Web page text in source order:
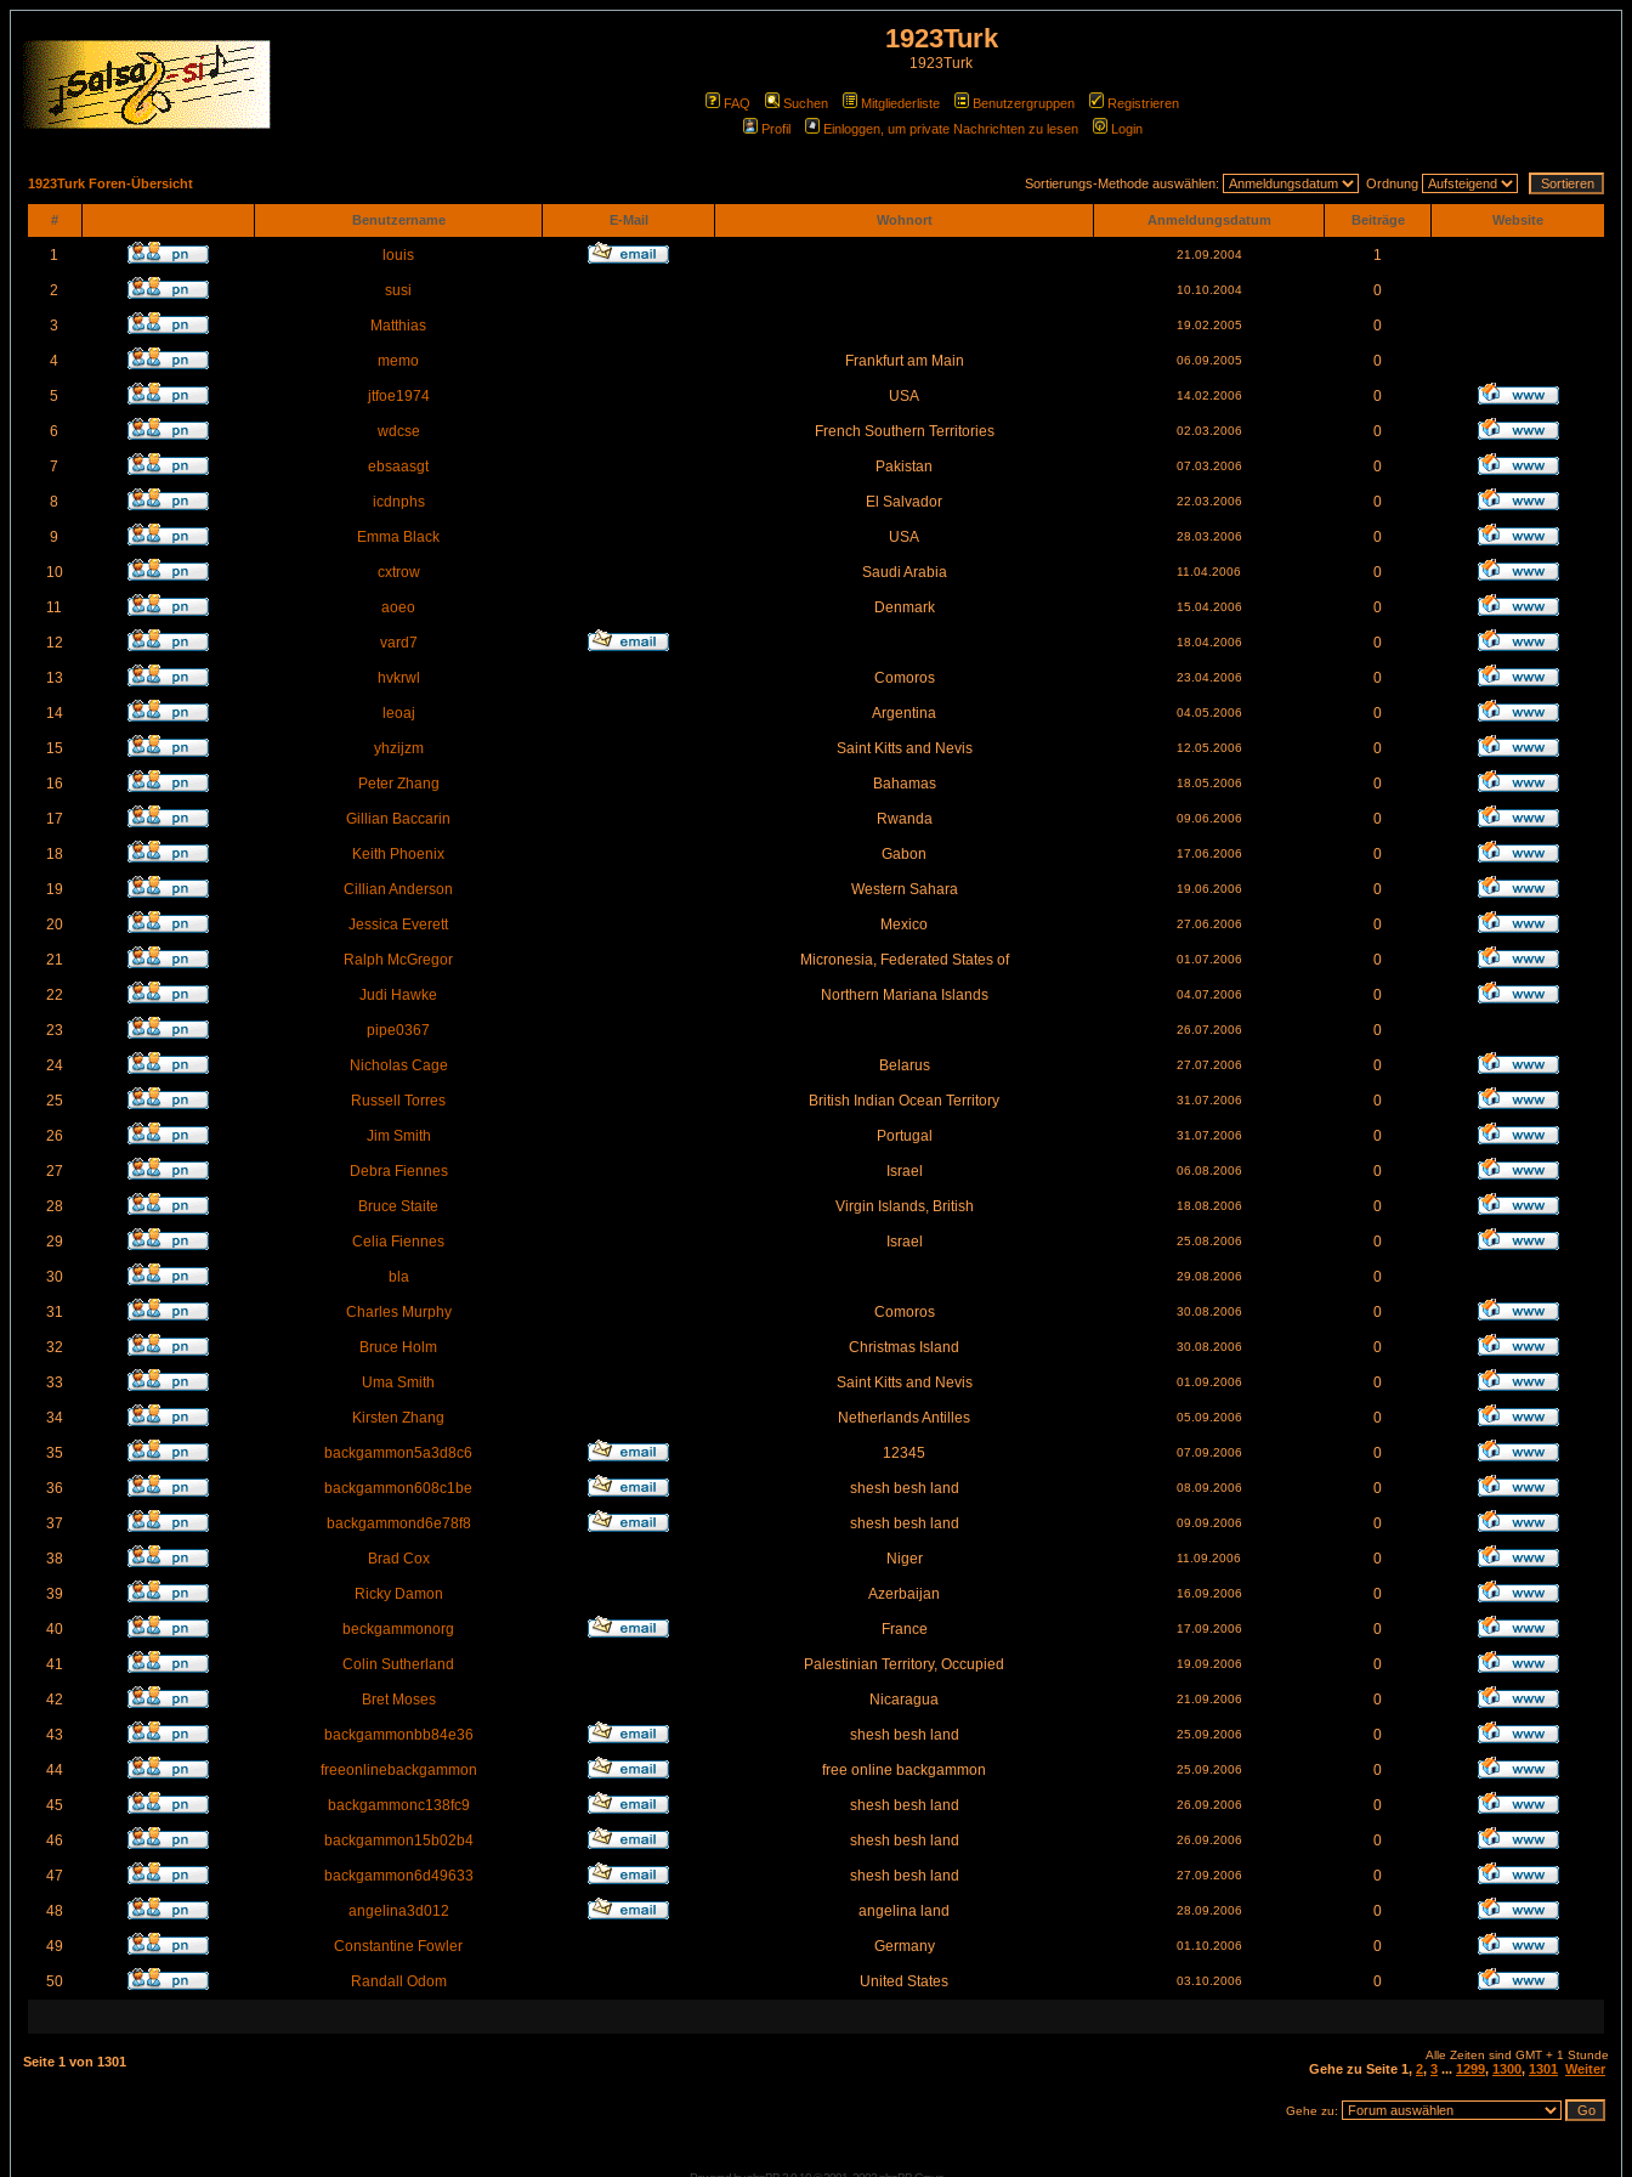
1923Turk
1923Turk
FAQ Suchen Mitgliederliste Benutzergruppen
Registrieren
Profil
Einloggen, um private Nachrichten zu lesen Login
1923Turk Foren-Übersicht Sortierungs-Methode auswählen: Ordnung
# Benutzername E-Mail Wohnort Anmeldungsdatum Beiträge Website
1 louis 21.09.2004 1
2 susi 10.10.2004 0
3 Matthias 19.02.2005 0
4 memo Frankfurt am Main 06.09.2005 0
5 jtfoe1974 USA 14.02.2006 0
6 wdcse French Southern Territories 02.03.2006 0
7 ebsaasgt Pakistan 07.03.2006 0
8 icdnphs El Salvador 22.03.2006 0
9 Emma Black USA 28.03.2006 0
10 cxtrow Saudi Arabia 11.04.2006 0
11 aoeo Denmark 15.04.2006 0
12 vard7 18.04.2006 0
13 hvkrwl Comoros 23.04.2006 0
14 leoaj Argentina 04.05.2006 0
15 yhzijzm Saint Kitts and Nevis 12.05.2006 0
16 Peter Zhang Bahamas 18.05.2006 0
17 Gillian Baccarin Rwanda 09.06.2006 0
18 Keith Phoenix Gabon 17.06.2006 0
19 Cillian Anderson Western Sahara 19.06.2006 0
20 Jessica Everett Mexico 27.06.2006 0
21 Ralph McGregor Micronesia, Federated States of 01.07.2006 0
22 Judi Hawke Northern Mariana Islands 04.07.2006 0
23 pipe0367 26.07.2006 0
24 Nicholas Cage Belarus 27.07.2006 0
25 Russell Torres British Indian Ocean Territory 31.07.2006 0
26 Jim Smith Portugal 31.07.2006 0
27 Debra Fiennes Israel 06.08.2006 0
28 Bruce Staite Virgin Islands, British 18.08.2006 0
29 Celia Fiennes Israel 25.08.2006 0
30 bla 29.08.2006 0
31 Charles Murphy Comoros 30.08.2006 0
32 Bruce Holm Christmas Island 30.08.2006 0
33 Uma Smith Saint Kitts and Nevis 01.09.2006 0
34 Kirsten Zhang Netherlands Antilles 05.09.2006 0
35 backgammon5a3d8c6 12345 07.09.2006 0
36 backgammon608c1be shesh besh land 08.09.2006 0
37 backgammond6e78f8 shesh besh land 09.09.2006 0
38 Brad Cox Niger 11.09.2006 0
39 Ricky Damon Azerbaijan 16.09.2006 0
40 beckgammonorg France 17.09.2006 0
41 Colin Sutherland Palestinian Territory, Occupied 19.09.2006 0
42 Bret Moses Nicaragua 21.09.2006 0
43 backgammonbb84e36 shesh besh land 25.09.2006 0
44 freeonlinebackgammon free online backgammon 25.09.2006 0
45 backgammonc138fc9 shesh besh land 26.09.2006 0
46 backgammon15b02b4 shesh besh land 26.09.2006 0
47 backgammon6d49633 shesh besh land 27.09.2006 0
48 angelina3d012 angelina land 28.09.2006 0
49 Constantine Fowler Germany 01.10.2006 0
50 Randall Odom United States 03.10.2006 0
Seite 1 von 1301 Alle Zeiten sind GMT + 1 Stunde
Gehe zu Seite 1, 2, 3 ... 1299, 1300, 1301 Weiter
Gehe zu: